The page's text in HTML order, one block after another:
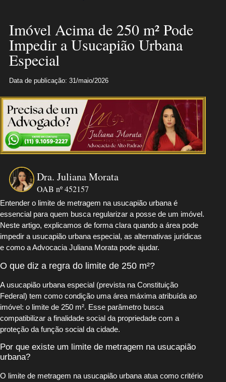
Imóvel Acima de 250 m² Pode
Impedir a Usucapião Urbana
Especial
Data de publicação: 31/maio/2026
Dra. Juliana Morata
OAB nº 452157
Entender o limite de metragem na usucapião urbana é
essencial para quem busca regularizar a posse de um imóvel.
Neste artigo, explicamos de forma clara quando a área pode
impedir a usucapião urbana especial, as alternativas jurídicas
e como a Advocacia Juliana Morata pode ajudar.
O que diz a regra do limite de 250 m²?
A usucapião urbana especial (prevista na Constituição
Federal) tem como condição uma área máxima atribuída ao
imóvel: o limite de 250 m². Esse parâmetro busca
compatibilizar a finalidade social da propriedade com a
proteção da função social da cidade.
Por que existe um limite de metragem na usucapião
urbana?
O limite de metragem na usucapião urbana atua como critério